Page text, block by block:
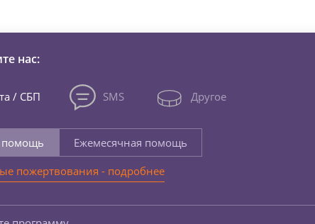
нас:
/ СБП SMS Другое
помощь
Ежемесячная помощь
пожертвования - подробнее